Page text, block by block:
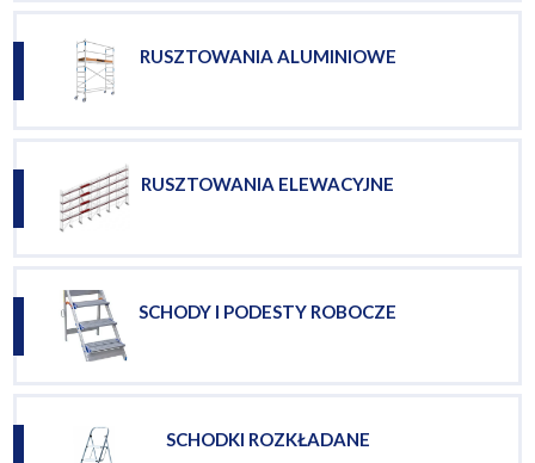
RUSZTOWANIA ALUMINIOWE
RUSZTOWANIA ELEWACYJNE
SCHODY I PODESTY ROBOCZE
SCHODKI ROZKŁADANE